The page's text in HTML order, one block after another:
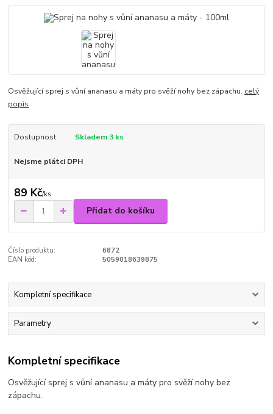
Osvěžující sprej s vůní ananasu a máty pro svěží nohy bez zápachu. celý
popis
Dostupnost Skladem 3 ks
Nejsme plátci DPH
89 Kč/ks
Přidat do košíku
Číslo produktu:
6872
EAN kód:
5059018639875
Kompletní specifikace
Parametry
Kompletní specifikace
Osvěžující sprej s vůní ananasu a máty pro svěží nohy bez
zápachu.